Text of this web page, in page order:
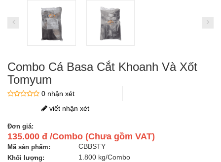
Combo Cá Basa Cắt Khoanh Và Xốt
Tomyum
0 nhận xét
viết nhận xét
Đơn giá:
135.000 đ /Combo (Chưa gồm VAT)
Mã sản phẩm: CBBSTY
Khối lượng: 1.800 kg/Combo